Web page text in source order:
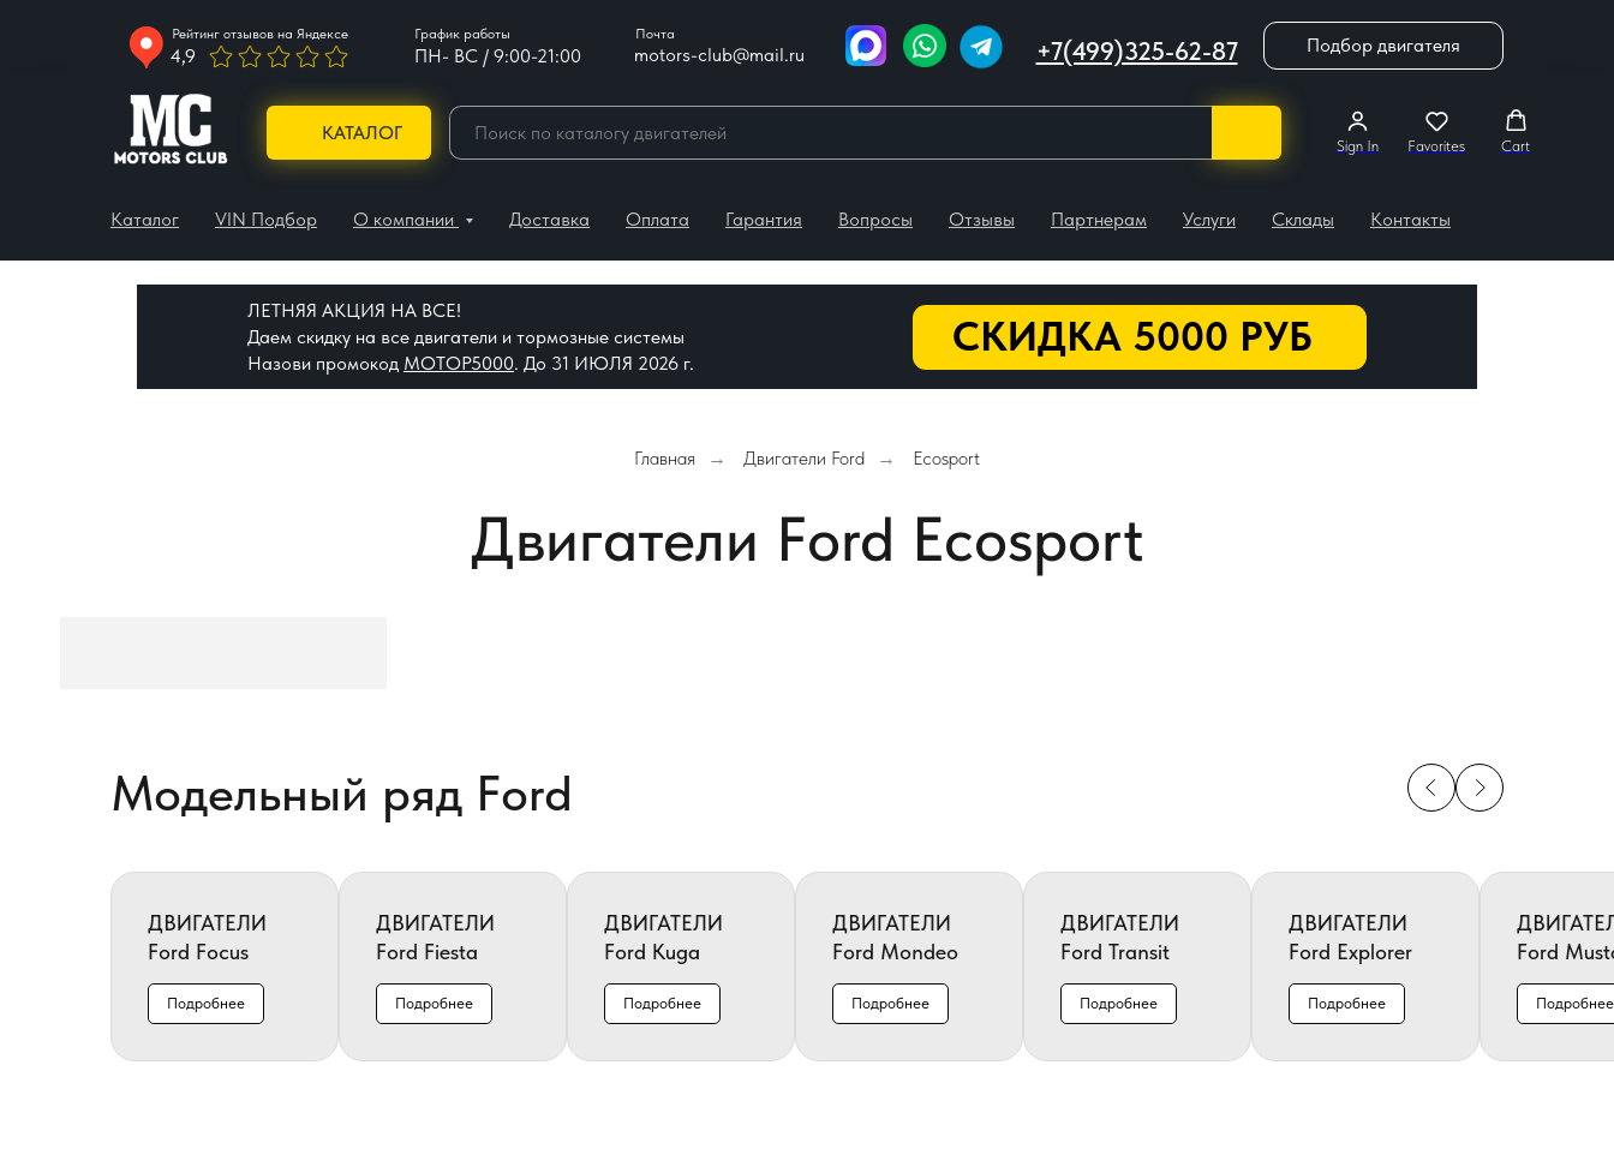
+7(499)325-62-87
ПН- ВС / 9:00-21:00
Почта
Рейтинг отзывов на Яндексе График работы
motors-club@mail.ru
4,9 Подбор двигателя
КАТАЛОГ
Sign In Favorites Cart
Каталог VIN Подбор О компании Доставка Оплата Гарантия Вопросы Отзывы Партнерам Услуги Склады Контакты
СКИДКА 5000 РУБ
ЛЕТНЯЯ АКЦИЯ НА ВСЕ!
Даем скидку на все двигатели и тормозные системы
Назови промокод МОТОР5000. До 31 ИЮЛЯ 2026 г.
Главная → Двигатели Ford → Ecosport
Двигатели Ford Ecosport
Модельный ряд Ford
ДВИГАТЕЛИ
Ford Focus
Подробнее
ДВИГАТЕЛИ
Ford Fiesta
Подробнее
ДВИГАТЕЛИ
Ford Kuga
Подробнее
ДВИГАТЕЛИ
Ford Mondeo
Подробнее
ДВИГАТЕЛИ
Ford Transit
Подробнее
ДВИГАТЕЛИ
Ford Explorer
Подробнее
Ford
Подробнее